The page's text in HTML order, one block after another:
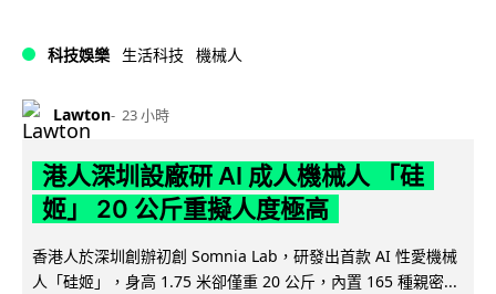
科技娛樂 生活科技 機械人
Lawton 23 小時
港人深圳設廠研 AI 成人機械人 「硅
姬」 20 公斤重擬人度極高
香港人於深圳創辦初創 Somnia Lab，研發出首款 AI 性愛機械
人「硅姬」，身高 1.75 米卻僅重 20 公斤，內置 165 種親密...